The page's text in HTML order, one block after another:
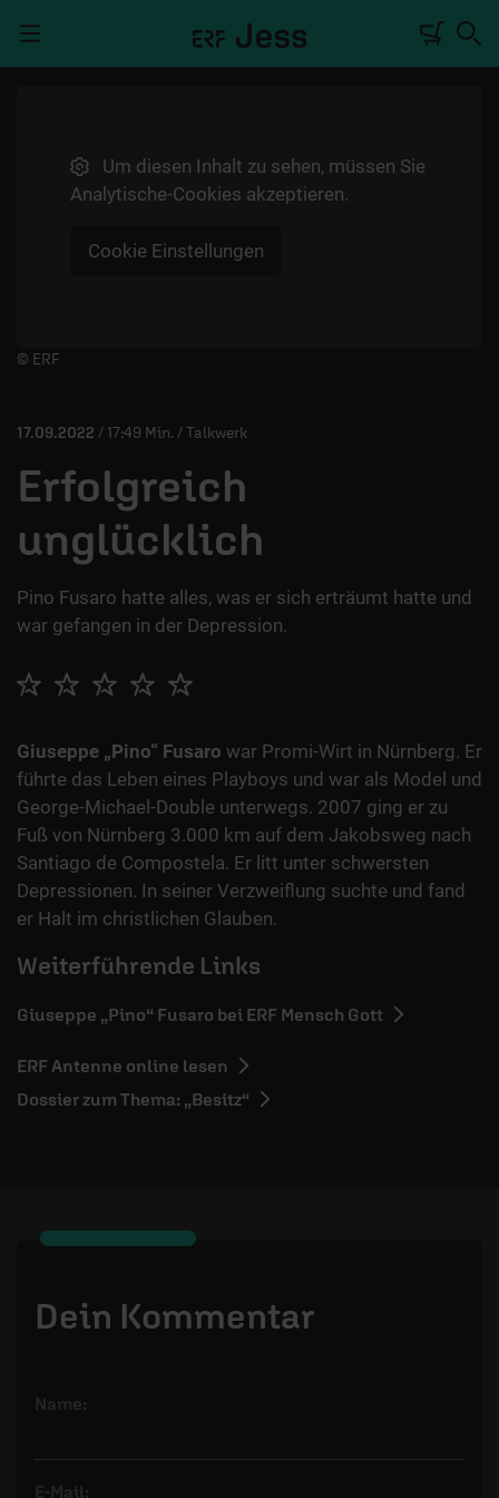
TALKWERK
PODCASTS
Um diesen Inhalt zu sehen, müssen Sie
Analytische-Cookies akzeptieren.
Cookie Einstellungen
Player starten/anhalten
© ERF
17.09.2022 / 17:49 Min. / Talkwerk
Erfolgreich
unglücklich
Pino Fusaro hatte alles, was er sich erträumt hatte und
war gefangen in der Depression.
Giuseppe „Pino“ Fusaro war Promi-Wirt in Nürnberg. Er
führte das Leben eines Playboys und war als Model und
George-Michael-Double unterwegs. 2007 ging er zu
Fuß von Nürnberg 3.000 km auf dem Jakobsweg nach
Santiago de Compostela. Er litt unter schwersten
Depressionen. In seiner Verzweiflung suchte und fand
er Halt im christlichen Glauben.
Weiterführende Links
Giuseppe „Pino“ Fusaro bei ERF Mensch Gott
ERF Antenne online lesen
Dossier zum Thema: „Besitz“
Dein Kommentar
Name:
E-Mail: